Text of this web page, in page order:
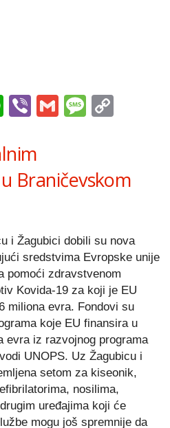
WhatsApp
ViberGmail
Braničevskom
i Žagubici dobili su nova
sredstvima Evropske unije
pomoći zdravstvenom
Kovida-19 za koji je EU
miliona evra. Fondovi su
koje EU finansira u
evra iz razvojnog programa
UNOPS. Uz Žagubicu i
setom za kiseonik,
nosilima,
uređajima koji će
mogu još spremnije da